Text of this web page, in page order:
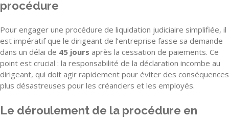
procédure
Pour engager une procédure de liquidation judiciaire simplifiée, il
est impératif que le dirigeant de l’entreprise fasse sa demande
dans un délai de 45 jours après la cessation de paiements. Ce
point est crucial : la responsabilité de la déclaration incombe au
dirigeant, qui doit agir rapidement pour éviter des conséquences
plus désastreuses pour les créanciers et les employés.
Le déroulement de la procédure en